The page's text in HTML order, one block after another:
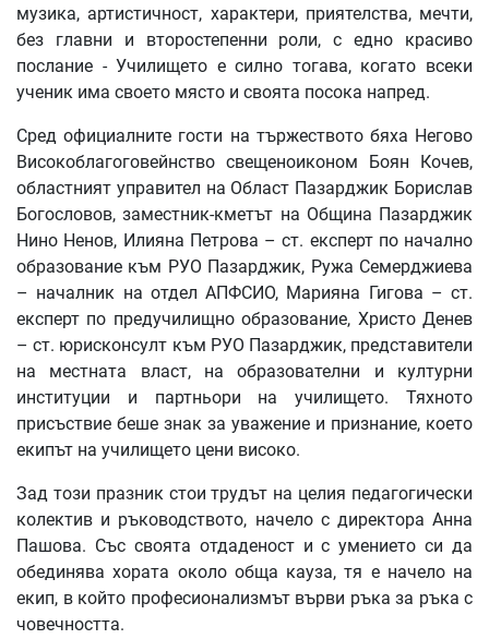
музика, артистичност, характери, приятелства, мечти,
без главни и второстепенни роли, с едно красиво
послание - Училището е силно тогава, когато всеки
ученик има своето място и своята посока напред.
Сред официалните гости на тържеството бяха Негово
Високоблагоговейнство свещеноиконом Боян Кочев,
областният управител на Област Пазарджик Борислав
Богословов, заместник-кметът на Община Пазарджик
Нино Ненов, Илияна Петрова – ст. експерт по начално
образование към РУО Пазарджик, Ружа Семерджиева
– началник на отдел АПФСИО, Марияна Гигова – ст.
експерт по предучилищно образование, Христо Денев
– ст. юрисконсулт към РУО Пазарджик, представители
на местната власт, на образователни и културни
институции и партньори на училището. Тяхното
присъствие беше знак за уважение и признание, което
екипът на училището цени високо.
Зад този празник стои трудът на целия педагогически
колектив и ръководството, начело с директора Анна
Пашова. Със своята отдаденост и с умението си да
обединява хората около обща кауза, тя е начело на
екип, в който професионализмът върви ръка за ръка с
човечността.